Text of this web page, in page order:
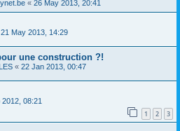
« 26 May 2013, 20:41
21 May 2013, 14:29
une construction ?!
« 22 Jan 2013, 00:47
08:21
1 2 3